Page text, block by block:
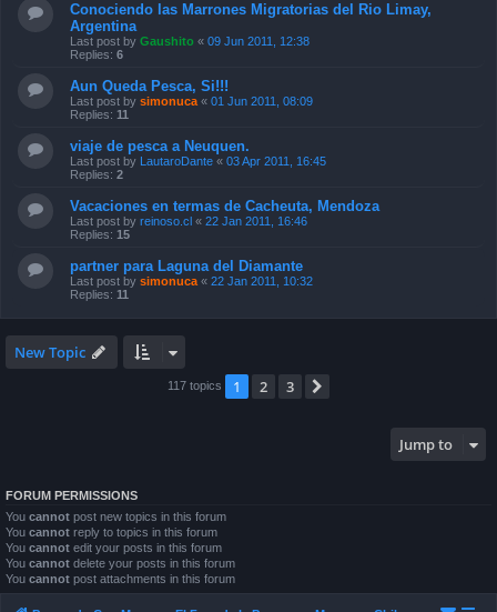
Conociendo las Marrones Migratorias del Rio Limay,
Argentina
Last post by Gaushito « 09 Jun 2011, 12:38
Replies: 6
Aun Queda Pesca, Si!!!
Last post by simonuca « 01 Jun 2011, 08:09
Replies: 11
viaje de pesca a Neuquen.
Last post by LautaroDante « 03 Apr 2011, 16:45
Replies: 2
Vacaciones en termas de Cacheuta, Mendoza
Last post by reinoso.cl « 22 Jan 2011, 16:46
Replies: 15
partner para Laguna del Diamante
Last post by simonuca « 22 Jan 2011, 10:32
Replies: 11
New Topic
117 topics 1 2 3
Jump to
FORUM PERMISSIONS
You cannot post new topics in this forum
You cannot reply to topics in this forum
You cannot edit your posts in this forum
You cannot delete your posts in this forum
You cannot post attachments in this forum